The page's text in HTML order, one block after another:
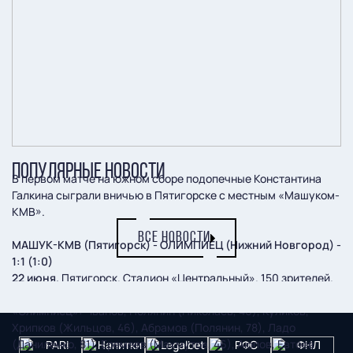
В первом матче на южном сборе подопечные Константина
Галкина сыграли вничью в Пятигорске с местным «Машуком-
КМВ».
МАШУК-КМВ (Пятигорск) - ОЛИМПИЕЦ (Нижний Новгород) -
1:1 (1:0)
22 июня. Пятигорск. Стадион «Центральный». 150 зрителей.
«Олимпиец»:Чванов, Полянин (Николаев, 46), Куликов,
Хрипков (Жильцов, 46), Абрамов (Полянин, 78), Ладо
(Даниленко, 81), Еремеев (Махмутов, 46), Аюпов, Евтеев
ПОПУЛЯРНЫЕ НОВОСТИ
ВСЕ НОВОСТИ